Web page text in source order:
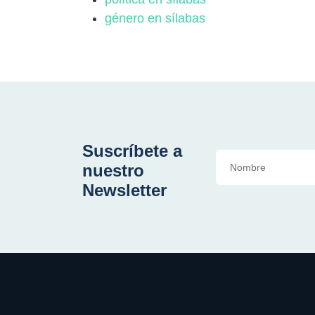
género en sílabas
Suscríbete a
nuestro
Newsletter